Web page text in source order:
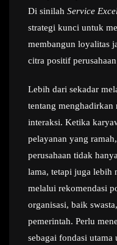
Di sinilah Service
strategi kunci untuk
membangun loyalitas
citra positif
Lebih dari sekadar
tentang menghadirkan
interaksi. Ketika
pelayanan yang
perusahaan tidak
lama, tetapi juga lebih
melalui rekomendasi
organisasi, baik
pemerintah. Perlu
sebagai fondasi